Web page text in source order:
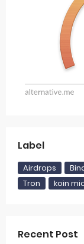
Label
Airdrops
Tron
koin
Recent Post